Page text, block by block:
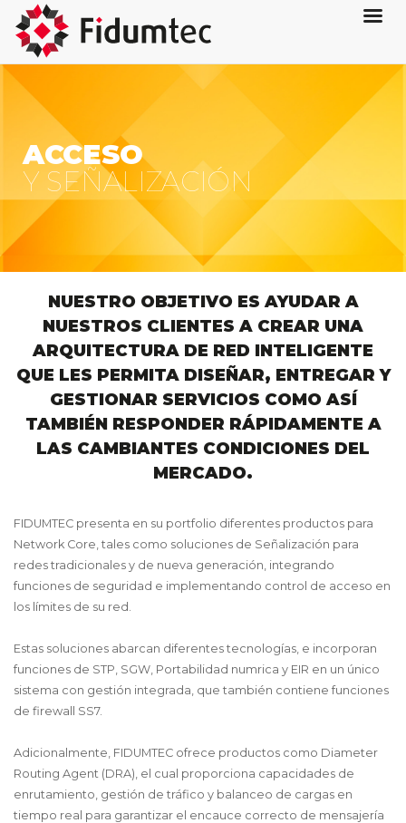
ACCESO
Y SEÑALIZACIÓN
NUESTRO OBJETIVO ES AYUDAR A
NUESTROS CLIENTES A CREAR UNA
ARQUITECTURA DE RED INTELIGENTE
QUE LES PERMITA DISEÑAR, ENTREGAR Y
GESTIONAR SERVICIOS COMO ASÍ
TAMBIÉN RESPONDER RÁPIDAMENTE A
LAS CAMBIANTES CONDICIONES DEL
MERCADO.
FIDUMTEC presenta en su portfolio diferentes productos para
Network Core, tales como soluciones de Señalización para
redes tradicionales y de nueva generación, integrando
funciones de seguridad e implementando control de acceso en
los límites de su red.
Estas soluciones abarcan diferentes tecnologías, e incorporan
funciones de STP, SGW, Portabilidad numrica y EIR en un único
sistema con gestión integrada, que también contiene funciones
de firewall SS7.
Adicionalmente, FIDUMTEC ofrece productos como Diameter
Routing Agent (DRA), el cual proporciona capacidades de
enrutamiento, gestión de tráfico y balanceo de cargas en
tiempo real para garantizar el encauce correcto de mensajería